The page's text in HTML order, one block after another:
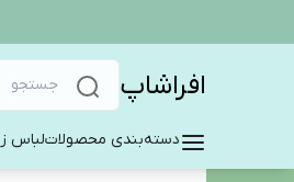
افراشاپ
دسته‌بندی محصولاتلباس